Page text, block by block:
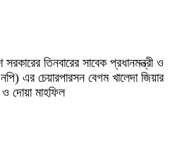
সরকারের তিনবারের সাবেক প্রধানমন্ত্রী ও
এর চেয়ারপারসন বেগম খালেদা জিয়ার
ও দোয়া মাহফিল